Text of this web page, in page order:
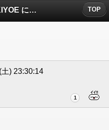
No.4985 UKIYOE についたコメント TOP
) 23:30:14
1